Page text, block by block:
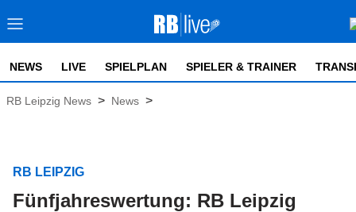
NEWS LIVE SPIELPLAN SPIELER & TRAINER
RB Leipzig News > News >
RB LEIPZIG
Fünfjahreswertung: RB Leipzig